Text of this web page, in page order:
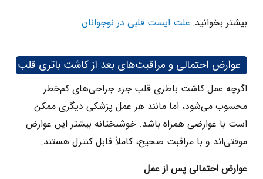
بیشتر بخوانید: علت ایست قلبی در نوجوانان
عوارض احتمالی و مراقبت‌های بعد از کاشت باتری قلب
اگرچه عمل کاشت باطری قلب جزء جراحی‌های کم‌خطر
محسوب می‌شود، اما مانند هر عمل پزشکی دیگری ممکن
است با عوارضی همراه باشد. خوشبختانه بیشتر این عوارض
موقتی‌اند و با مراقبت صحیح، کاملاً قابل کنترل هستند.
عوارض احتمالی پس از عمل